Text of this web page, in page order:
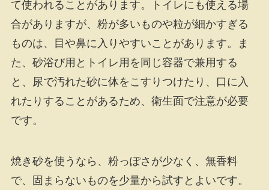
て使われることがあります。トイレにも使える場
合がありますが、粉が多いものや粒が細かすぎる
ものは、目や鼻に入りやすいことがあります。ま
た、砂浴び用とトイレ用を同じ容器で兼用する
と、尿で汚れた砂に体をこすりつけたり、口に入
れたりすることがあるため、衛生面で注意が必要
です。
焼き砂を使うなら、粉っぽさが少なく、無香料
で、固まらないものを少量から試すとよいです。